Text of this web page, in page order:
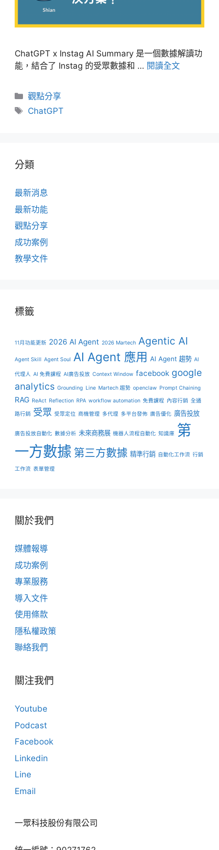
ChatGPT x Instag AI Summary 是一個數據解讀功
能，結合了 Instag 的受眾數據和 … 閱讀全文
分
類
觀點分享
標
ChatGPT
分類
最新消息
最新功能
觀點分享
成功案例
教學文件
標籤
11月功能更新 2026 AI Agent 2026 Martech Agentic AI
Agent Skill Agent Soul AI Agent 應用 AI Agent 趨勢 AI
代理人 AI 免費課程 AI廣告投放 Context Window facebook google
analytics Grounding Line Martech 趨勢 openclaw Prompt Chaining
RAG ReAct Reflection RPA workflow automation 免費課程 內容行銷 全通
路行銷 受眾 受眾定位 商機管理 多代理 多平台發佈 廣告優化 廣告投放
廣告投放自動化 數據分析 未來商務展 機器人流程自動化 知識庫 第
一方數據 第三方數據 精準行銷 自動化工作流 行銷
工作流 表單管理
關於我們
媒體報導
成功案例
專業服務
導入文件
使用條款
隱私權政策
聯絡我們
關注我們
Youtube
Podcast
Facebook
Linkedin
Line
Email
一眾科技股份有限公司